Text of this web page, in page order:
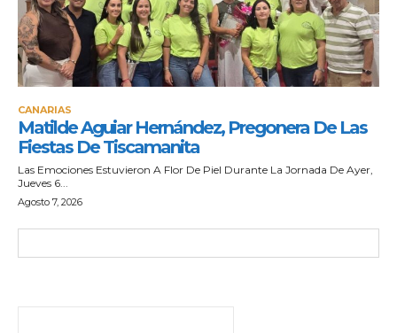
CANARIAS
Matilde Aguiar Hernández, Pregonera De Las
Fiestas De Tiscamanita
Las Emociones Estuvieron A Flor De Piel Durante La Jornada De Ayer,
Jueves 6...
Agosto 7, 2026